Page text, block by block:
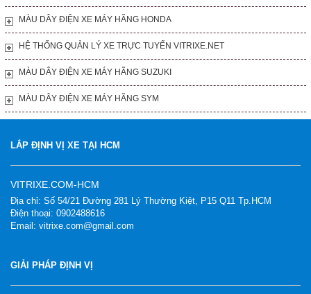
MÀU DÂY ĐIỆN XE MÁY HÃNG HONDA
HỆ THỐNG QUẢN LÝ XE TRỰC TUYẾN VITRIXE.NET
MÀU DÂY ĐIỆN XE MÁY HÃNG SUZUKI
MÀU DÂY ĐIỆN XE MÁY HÃNG SYM
LẮP ĐỊNH VỊ XE TẠI HCM
VITRIXE.COM-HCM
Địa chỉ: Số 54/21 Đường 281 Lý Thường Kiệt, P15 Q11 Tp.HCM
Điện thoại: 0902488616
Email: vitrixe.com@gmail.com
GIẢI PHÁP ĐỊNH VỊ